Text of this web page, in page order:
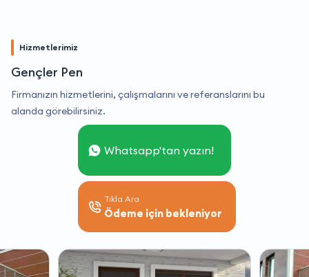
Hizmetlerimiz
Gençler Pen
Firmanızın hizmetlerini, çalışmalarını ve referanslarını bu
alanda görebilirsiniz.
Whatsapp'tan yazın!
Tıkla Ara
Ödeme için bekleniyor